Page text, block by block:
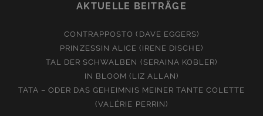
AKTUELLE BEITRÄGE
CONTRAPPOSTO (DAVE EGGERS)
PRINZESSIN ALICE (IRENE DISCHE)
TAL DER SCHWALBEN (SERAINA KOBLER)
IN BLOOM (LIZ ALLAN)
TATA – ODER DAS GEHEIMNIS MEINER TANTE COLETTE
(VALÉRIE PERRIN)